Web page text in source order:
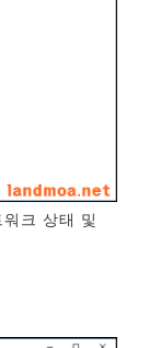
크 상태 및